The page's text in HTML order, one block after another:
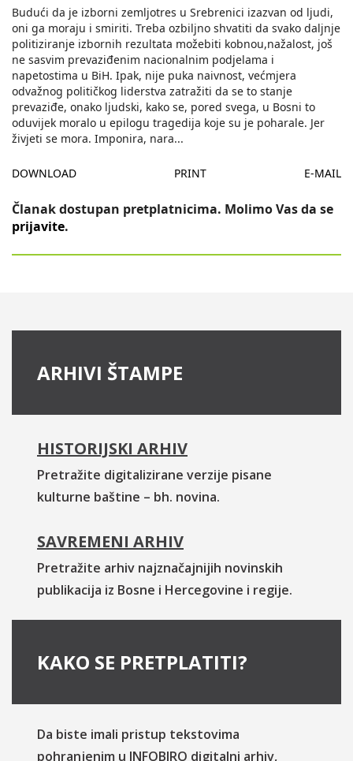
Budući da je izborni zemljotres u Srebrenici izazvan od ljudi,
oni ga moraju i smiriti. Treba ozbiljno shvatiti da svako daljnje
politiziranje izbornih rezultata možebiti kobnou,nažalost, još
ne sasvim prevaziđenim nacionalnim podjelama i
napetostima u BiH. Ipak, nije puka naivnost, većmjera
odvažnog političkog liderstva zatražiti da se to stanje
prevaziđe, onako ljudski, kako se, pored svega, u Bosni to
oduvijek moralo u epilogu tragedija koje su je poharale. Jer
živjeti se mora. Imponira, nara...
DOWNLOAD PRINT E-MAIL
Članak dostupan pretplatnicima. Molimo Vas da se
prijavite.
ARHIVI ŠTAMPE
HISTORIJSKI ARHIV
Pretražite digitalizirane verzije pisane
kulturne baštine – bh. novina.
SAVREMENI ARHIV
Pretražite arhiv najznačajnijih novinskih
publikacija iz Bosne i Hercegovine i regije.
KAKO SE PRETPLATITI?
Da biste imali pristup tekstovima
pohranjenim u INFOBIRO digitalni arhiv,